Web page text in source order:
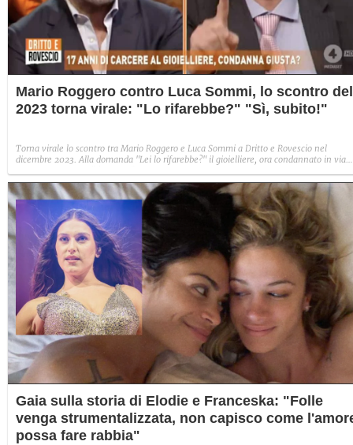
Mario Roggero contro Luca Sommi, lo scontro del
2023 torna virale: "Lo rifarebbe?" "Sì, subito!"
Torna virale lo scontro tra Mario Roggero e Luca Sommi a Dritto e Rovescio nel
dicembre 2023. Alla domanda "Lei lo rifarebbe?" il gioielliere, ora condannato in via
Gaia sulla storia di Elodie e Franceska: "Folle
venga strumentalizzata, non capisco come
possa fare rabbia"